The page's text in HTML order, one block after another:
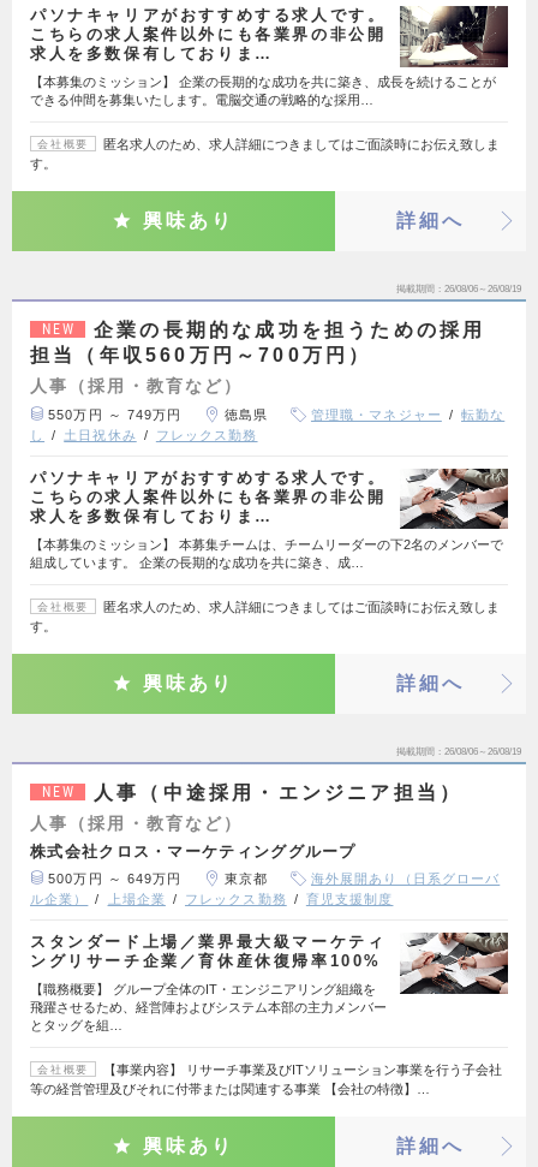
パソナキャリアがおすすめする求人です。
こちらの求人案件以外にも各業界の非公開
求人を多数保有しておりま…
【本募集のミッション】 企業の長期的な成功を共に築き、成長を続けることが
できる仲間を募集いたします。電脳交通の戦略的な採用…
会社概要
匿名求人のため、求人詳細につきましてはご面談時にお伝え致しま
す。
興味あり 詳細へ
掲載期間 26/08/06～26/08/19
NEW
企業の長期的な成功を担うための採用
担当（年収560万円～700万円）
人事（採用・教育など）
550万円 ～ 749万円 徳島県 管理職・マネジャー
転勤な
し
土日祝休み フレックス勤務
パソナキャリアがおすすめする求人です。
こちらの求人案件以外にも各業界の非公開
求人を多数保有しておりま…
【本募集のミッション】 本募集チームは、チームリーダーの下2名のメンバーで
組成しています。 企業の長期的な成功を共に築き、成…
会社概要
匿名求人のため、求人詳細につきましてはご面談時にお伝え致しま
す。
興味あり 詳細へ
掲載期間 26/08/06～26/08/19
NEW 人事（中途採用・エンジニア担当）
人事（採用・教育など）
株式会社クロス・マーケティンググループ
500万円 ～ 649万円 東京都
海外展開あり（日系グローバ
ル企業）
上場企業 フレックス勤務 育児支援制度
スタンダード上場／業界最大級マーケティ
ングリサーチ企業／育休産休復帰率100%
【職務概要】 グループ全体のIT・エンジニアリング組織を
飛躍させるため、経営陣およびシステム本部の主力メンバー
とタッグを組…
会社概要
【事業内容】 リサーチ事業及びITソリューション事業を行う子会社
等の経営管理及びそれに付帯または関連する事業 【会社の特徴】…
興味あり 詳細へ